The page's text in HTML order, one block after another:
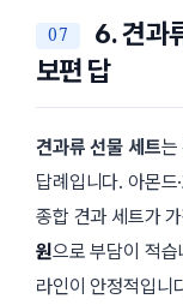
6. 견과
보편 답
견과류 선물 세트는
답례입니다. 아몬드
종합 견과 세트가
원으로 부담이 적습
라인이 안정적입니